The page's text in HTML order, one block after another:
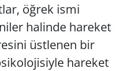
öğrek ismi
halinde hareket
üstlenen bir
hareket